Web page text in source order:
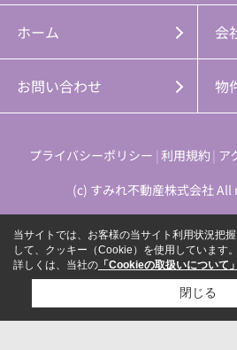
ホーム 会
お問い合わせ 物
プライバシーポリシー 利用規約 ア
(c) すみれ不動産株式会社
当サイトでは、お客様の当サイト利用状況把
して、クッキー（Cookie）を使用しています。
詳しくは、当社の 「Cookieの取扱いについて」
閉じる